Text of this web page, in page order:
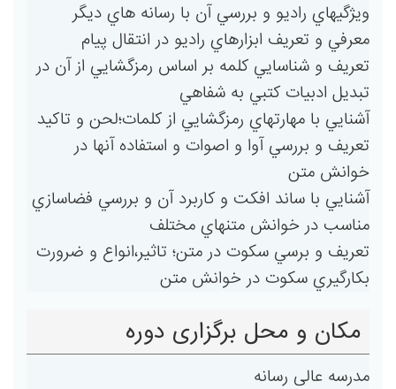
ويژگيهاي راديو و بررسي آن با رسانه هاي ديگر
معرفي و تعريف ابزارهاي راديو در انتقال پيام
تعريف و شناسايي كلمه بر اساس رمزگشايي از آن در
تبديل ادبيات كتبي به شفاهي
آشنايي با مهارتهاي رمزگشايي از كلمات؛لحن و تاكيد
تعريف و بررسي آوا و اصوات و استفاده آنها در
خوانش متن
آشنايي با ساند افكت و كاربرد آن و بررسي فضاسازي
مناسب در خوانش متنهاي مختلف
تعريف و برسي سكوت در متن؛ تاثير،انواع و ضرورت
بكارگيري سكوت در خوانش متن
مکان و محل برگزاری دوره
مدرسه عالی رسانه